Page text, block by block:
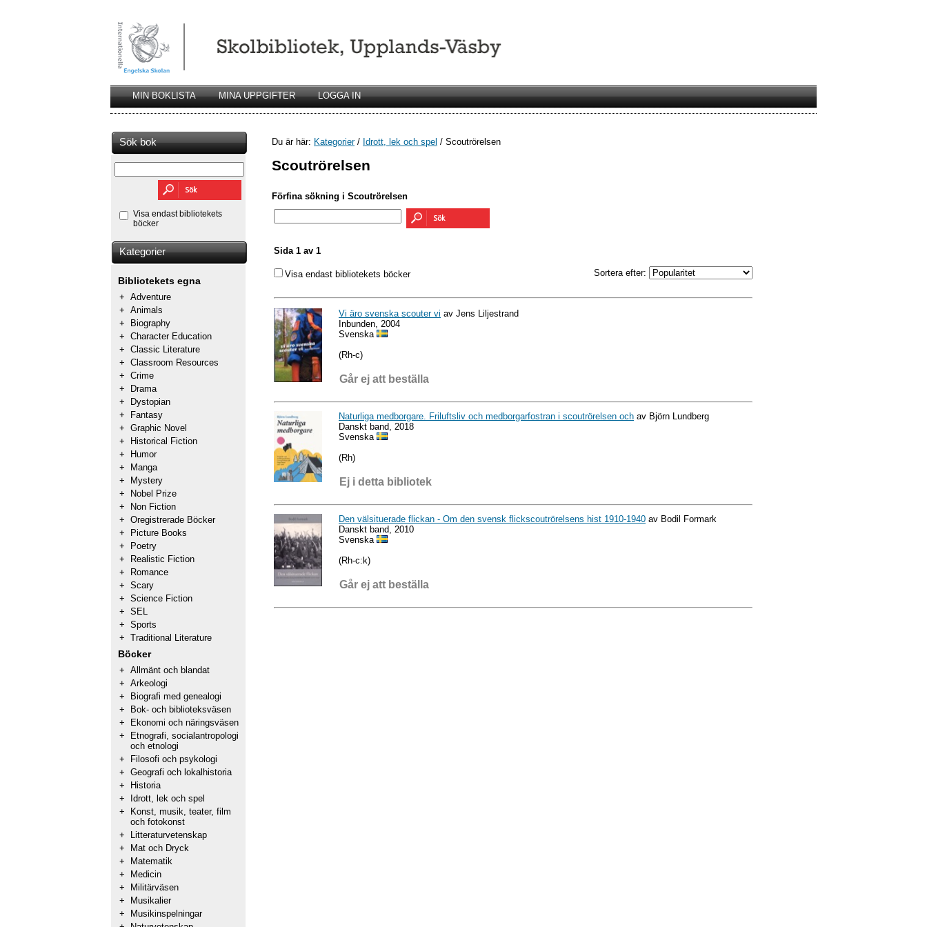
MIN BOKLISTA MINA UPPGIFTER LOGGA IN
Sök bok
Visa endast bibliotekets
böcker
Kategorier
Bibliotekets egna
+ Adventure
+ Animals
+
Biography
+ Character Education
+ Classic Literature
+ Classroom Resources
+ Crime
+
Drama
+
Dystopian
+
Fantasy
+ Graphic Novel
+
Historical Fiction
+
Humor
+
Manga
+
Mystery
+
Nobel Prize
+
Non Fiction
+ Oregistrerade Böcker
+
Picture Books
+
Poetry
+
Realistic Fiction
+
Romance
+ Scary
+ Science Fiction
+ SEL
+ Sports
+ Traditional Literature
Böcker
+ Allmänt och blandat
+ Arkeologi
+
Biografi med genealogi
+
Bok- och biblioteksväsen
+
Ekonomi och näringsväsen
+
Etnografi, socialantropologi
och etnologi
+
Filosofi och psykologi
+ Geografi och lokalhistoria
+
Historia
+
Idrott, lek och spel
+
Konst, musik, teater, film
och fotokonst
+
Litteraturvetenskap
+
Mat och Dryck
+
Matematik
+
Medicin
+
Militärväsen
+
Musikalier
+
Musikinspelningar
Du är här: Kategorier/ Idrott, lek och spel / Scoutrörelsen
Scoutrörelsen
Förfina sökning i Scoutrörelsen
Sida 1 av 1
Visa endast bibliotekets böcker Sortera efter:
Vi äro svenska scouter vi av Jens Liljestrand
Inbunden, 2004
Svenska
(Rh-c)
Går ej att beställa
Naturliga medborgare. Friluftsliv och medborgarfostran i scoutrörelsen och av Björn Lundberg
Danskt band, 2018
Svenska
(Rh)
Ej i detta bibliotek
Den välsituerade flickan - Om den svensk flickscoutrörelsens hist 1910-1940 av Bodil Formark
Danskt band, 2010
Svenska
(Rh-c:k)
Går ej att beställa